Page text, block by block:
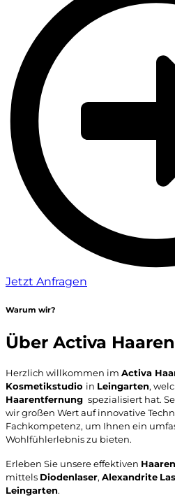
Jetzt Anfragen
Warum wir?
Über Activa
Herzlich willkommen im Activa
Kosmetikstudio in Leingarten,
Haarentfernung spezialisiert hat.
wir großen Wert auf innovative
Fachkompetenz, um Ihnen ein
Wohlfühlerlebnis zu bieten.
Erleben Sie unsere effektiven
mittels Diodenlaser, Alexandrite
Leingarten.